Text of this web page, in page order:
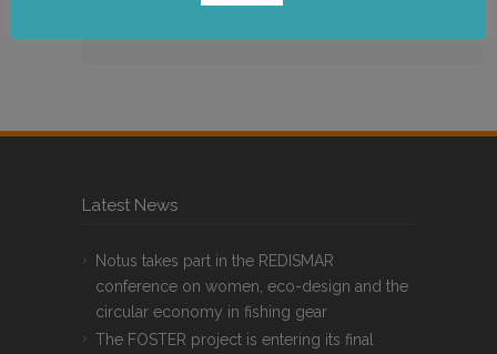
Latest News
Notus takes part in the REDISMAR
conference on women, eco-design and the
circular economy in fishing gear
The FOSTER project is entering its final